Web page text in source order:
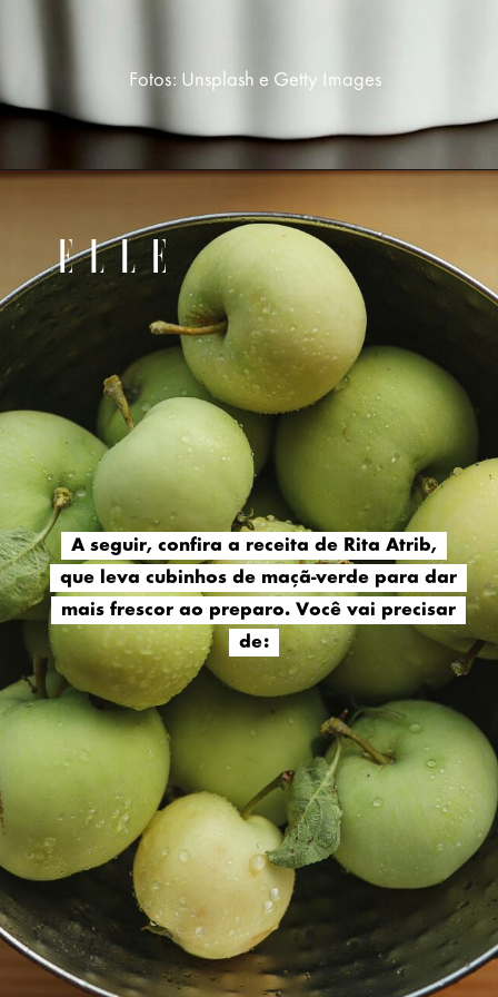
Fotos: Unsplash e Getty Images
A seguir, confira a receita de Rita Atrib,
que leva cubinhos de maçã-verde para dar
mais frescor ao preparo. Você vai precisar
de:
A seguir, confira a receita de Rita Atrib,
que leva cubinhos de maçã-verde para dar
mais frescor ao preparo. Você vai precisar
de: